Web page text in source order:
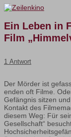
Ein Leben in
Film
1 Antwort
Der Mörder ist
enden oft Filme.
Gefängnis sitzen
Kontakt des
diesem Weg: Für
Gesellschaft“